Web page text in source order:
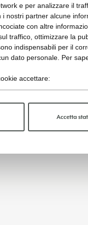
e per analizzare il
nostri partner alcune
con altre
traffico, ottimizzare la
indispensabili per il
dato personale. Per
accettare:
Accetta